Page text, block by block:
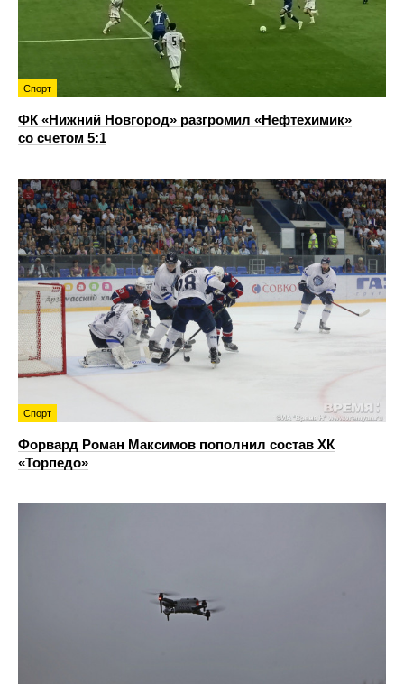
Спорт
ФК «Нижний Новгород» разгромил «Нефтехимик»
со счетом 5:1
Спорт
Форвард Роман Максимов пополнил состав ХК
«Торпедо»